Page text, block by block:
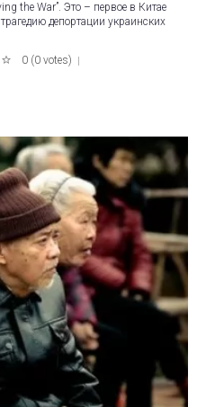
the War”. Это – первое в Китае
депортации украинских
0 (0 votes)